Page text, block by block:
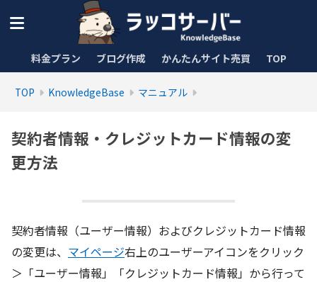
料金プラン ブログ作成 かんたんサイト売買 TOP
TOP KnowledgeBase マニュアル
契約者情報・クレジットカード情報の変
更方法
契約者情報（ユーザー情報）およびクレジットカード情報
の変更は、 マイページ右上のユーザーアイコンをクリック
＞「ユーザー情報」「クレジットカード情報」から行って